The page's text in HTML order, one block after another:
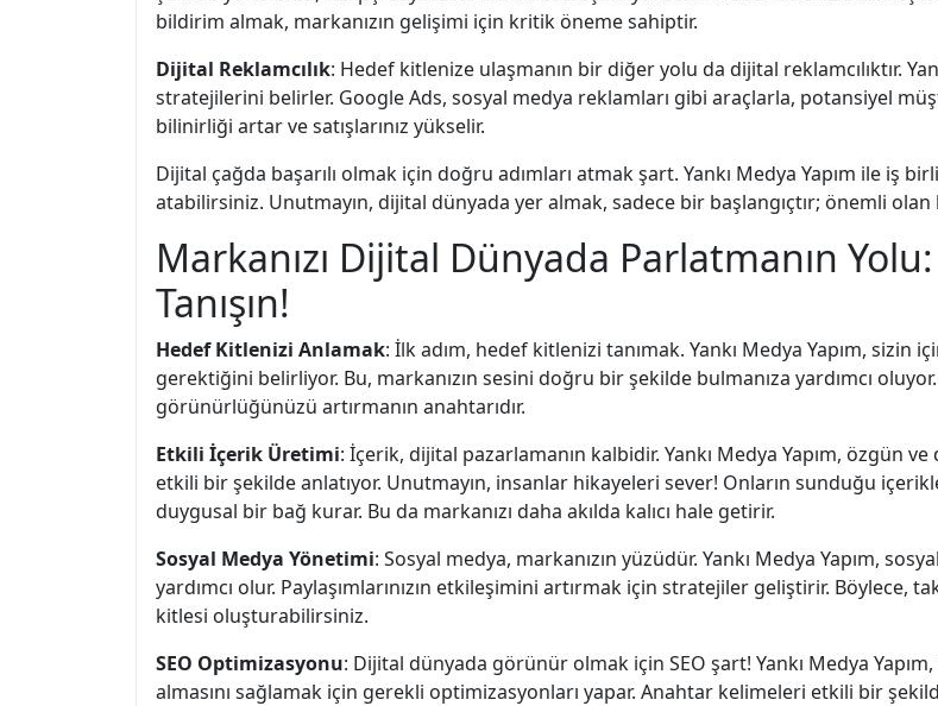
bildirim almak, markanızın gelişimi için kritik öneme sahiptir.
Dijital Reklamcılık: Hedef kitlenize ulaşmanın bir diğer yolu da dijital reklamcılıktır.
stratejilerini belirler. Google Ads, sosyal medya reklamları gibi araçlarla, potansiyel
bilinirliği artar ve satışlarınız yükselir.
Dijital çağda başarılı olmak için doğru adımları atmak şart. Yankı Medya Yapım ile iş
atabilirsiniz. Unutmayın, dijital dünyada yer almak, sadece bir başlangıçtır; önemli olan
Markanızı Dijital Dünyada Parlatmanın
Tanışın!
Hedef Kitlenizi Anlamak: İlk adım, hedef kitlenizi tanımak. Yankı Medya Yapım,
gerektiğini belirliyor. Bu, markanızın sesini doğru bir şekilde bulmanıza yardımcı
görünürlüğünüzü artırmanın anahtarıdır.
Etkili İçerik Üretimi: İçerik, dijital pazarlamanın kalbidir. Yankı Medya Yapım, özgün
etkili bir şekilde anlatıyor. Unutmayın, insanlar hikayeleri sever! Onların sunduğu
duygusal bir bağ kurar. Bu da markanızı daha akılda kalıcı hale getirir.
Sosyal Medya Yönetimi: Sosyal medya, markanızın yüzüdür. Yankı Medya Yapım,
yardımcı olur. Paylaşımlarınızın etkileşimini artırmak için stratejiler geliştirir.
kitlesi oluşturabilirsiniz.
SEO Optimizasyonu: Dijital dünyada görünür olmak için SEO şart! Yankı Medya
almasını sağlamak için gerekli optimizasyonları yapar. Anahtar kelimeleri etkili bir